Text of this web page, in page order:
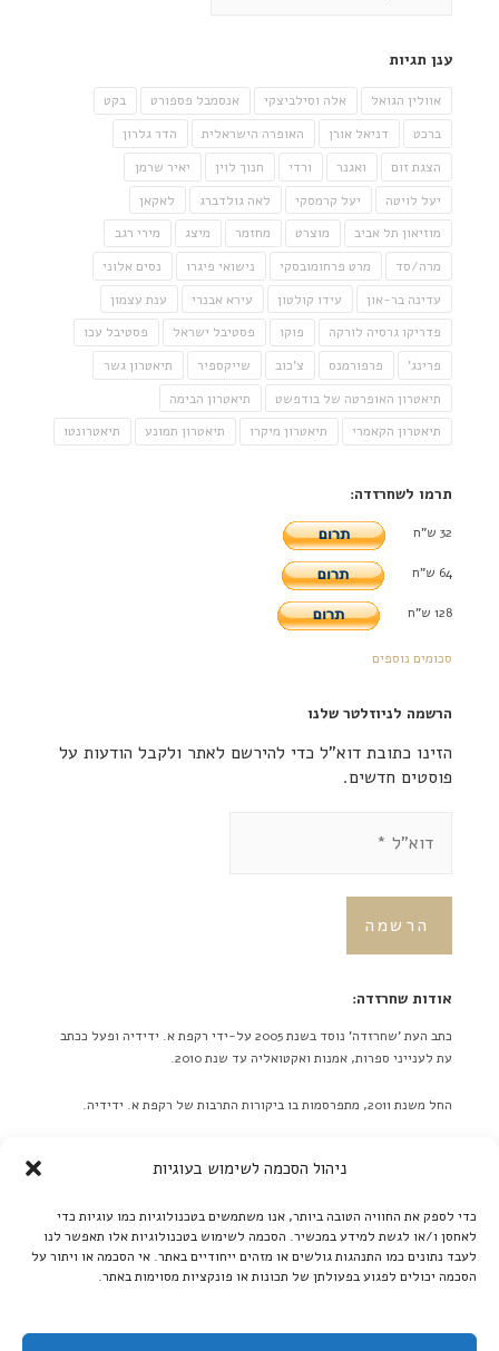
ניהול הסכמה לשימוש בעוגיות
כדי לספק את החוויה הטובה ביותר, אנו משתמשים בטכנולוגיות כמו עוגיות כדי
לאחסן ו/או לגשת למידע במכשיר. הסכמה לשימוש בטכנולוגיות אלו תאפשר לנו
לעבד נתונים כמו התנהגות גולשים או מזהים ייחודיים באתר. אי הסכמה או ויתור על
הסכמה יכולים לפגוע בפעולתן של תכונות או פונקציות מסוימות באתר.
ענן תגיות
אוולין הגואל אלה וסילביצקי אנסמבל פספורט
בקט
ברכט
דניאל אורן האופרה הישראלית
הדר גלרון
הצגת זום
ואגנר ורדי חנוך לוין
יאיר שרמן
יעל לויטה
יעל קרמסקי לאה גולדברג
לאקאן
מוזיאון תל אביב
מוצרט מחזמר מיצג
מירי רגב
מרה/סד
מרט פרחומובסקי נישואי פיגרו
נסים אלוני
עדינה בר-און
עידו קולטון עירא אבנרי
ענת עצמון
פדריקו גרסיה לורקה
פוקו פסטיבל ישראל
פסטיבל עכו
פרינג'
פרפורמנס צ'כוב שייקספיר
תיאטרון גשר
תיאטרון האופרטה של בודפשט
תיאטרון הבימה
תיאטרון הקאמרי
תיאטרון מיקרו תיאטרון תמונע תיאטרונטו
תרמו לשחרזדה:
32 ש"ח
64 ש"ח
128 ש"ח
סכומים נוספים
הרשמה לניוזלטר שלנו
הזינו כתובת דוא"ל כדי להירשם לאתר ולקבל הודעות על
פוסטים חדשים.
אודות שחרזדה:
כתב העת 'שחרזדה' נוסד בשנת 2005 על-ידי רקפת א. ידידיה ופעל ככתב
עת לענייני ספרות, אמנות ואקטואליה עד שנת 2010.
החל משנת 2011, מתפרסמות בו ביקורות התרבות של רקפת א. ידידיה.
כפריוויו, אלא ביקורות בלבד! ברם, ידיעות על אירועים שונים יתקבלו
קרא עוד ←
בקרו אותנו גם ב'בית אוצר - ספרים אלקטרוניים':